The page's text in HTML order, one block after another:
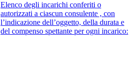
Elenco degli incarichi conferiti o
autorizzati a ciascun consulente , con
l’indicazione dell’oggetto, della durata e
del compenso spettante per ogni incarico: